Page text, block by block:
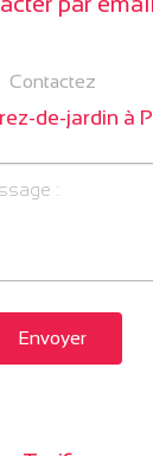
Contactez
de-jardin à
Envoyer